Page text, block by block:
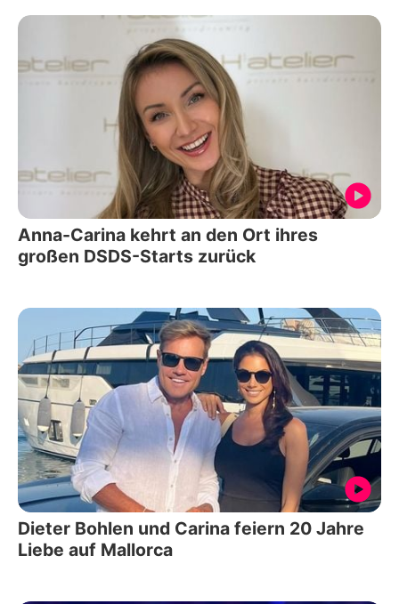
Anna-Carina kehrt an den Ort ihres
großen DSDS-Starts zurück
Dieter Bohlen und Carina feiern 20 Jahre
Liebe auf Mallorca